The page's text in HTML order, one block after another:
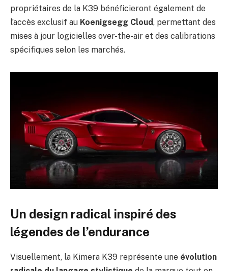
propriétaires de la K39 bénéficieront également de
l’accès exclusif au Koenigsegg Cloud, permettant des
mises à jour logicielles over-the-air et des calibrations
spécifiques selon les marchés.
Un design radical inspiré des
légendes de l’endurance
Visuellement, la Kimera K39 représente une évolution